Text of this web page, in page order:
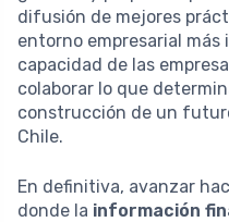
difusión de mejores
entorno empresarial más
capacidad de las
colaborar lo que
construcción de un
Chile.
En definitiva, avanzar
donde la información